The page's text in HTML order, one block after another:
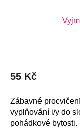
je
5
hvězdiček.
55 Kč
Zábavné
vyplňování i/y do
pohádkové